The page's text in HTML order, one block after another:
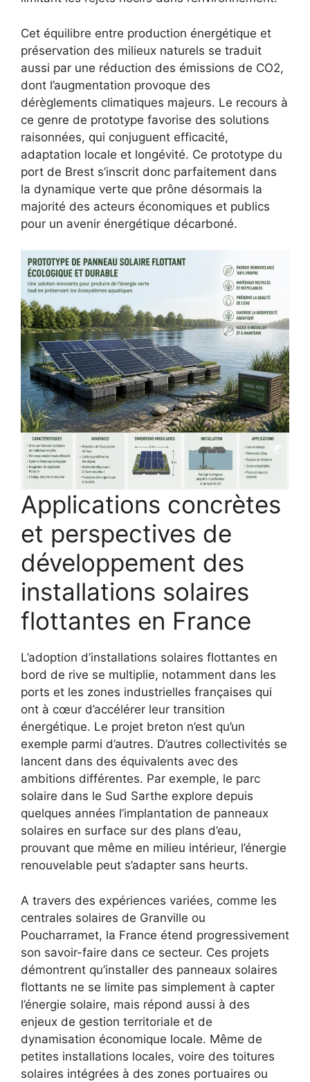
Cet équilibre entre production énergétique et
préservation des milieux naturels se traduit
aussi par une réduction des émissions de CO2,
dont l’augmentation provoque des
dérèglements climatiques majeurs. Le recours à
ce genre de prototype favorise des solutions
raisonnées, qui conjuguent efficacité,
adaptation locale et longévité. Ce prototype du
port de Brest s’inscrit donc parfaitement dans
la dynamique verte que prône désormais la
majorité des acteurs économiques et publics
pour un avenir énergétique décarboné.
Applications concrètes
et perspectives de
développement des
installations solaires
flottantes en France
L’adoption d’installations solaires flottantes en
bord de rive se multiplie, notamment dans les
ports et les zones industrielles françaises qui
ont à cœur d’accélérer leur transition
énergétique. Le projet breton n’est qu’un
exemple parmi d’autres. D’autres collectivités se
lancent dans des équivalents avec des
ambitions différentes. Par exemple, le parc
solaire dans le Sud Sarthe explore depuis
quelques années l’implantation de panneaux
solaires en surface sur des plans d’eau,
prouvant que même en milieu intérieur, l’énergie
renouvelable peut s’adapter sans heurts.
A travers des expériences variées, comme les
centrales solaires de Granville ou
Poucharramet, la France étend progressivement
son savoir-faire dans ce secteur. Ces projets
démontrent qu’installer des panneaux solaires
flottants ne se limite pas simplement à capter
l’énergie solaire, mais répond aussi à des
enjeux de gestion territoriale et de
dynamisation économique locale. Même de
petites installations locales, voire des toitures
solaires intégrées à des zones portuaires ou